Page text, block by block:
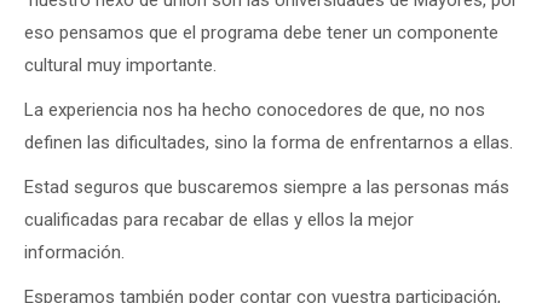
eso pensamos que el programa debe tener un componente
cultural muy importante.
La experiencia nos ha hecho conocedores de que, no nos
definen las dificultades, sino la forma de enfrentarnos a ellas.
Estad seguros que buscaremos siempre a las personas más
cualificadas para recabar de ellas y ellos la mejor
información.
Esperamos también poder contar con vuestra participación,